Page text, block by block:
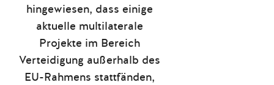
hingewiesen, dass einige
aktuelle multilaterale
Projekte im Bereich
Verteidigung außerhalb des
EU-Rahmens stattfänden,